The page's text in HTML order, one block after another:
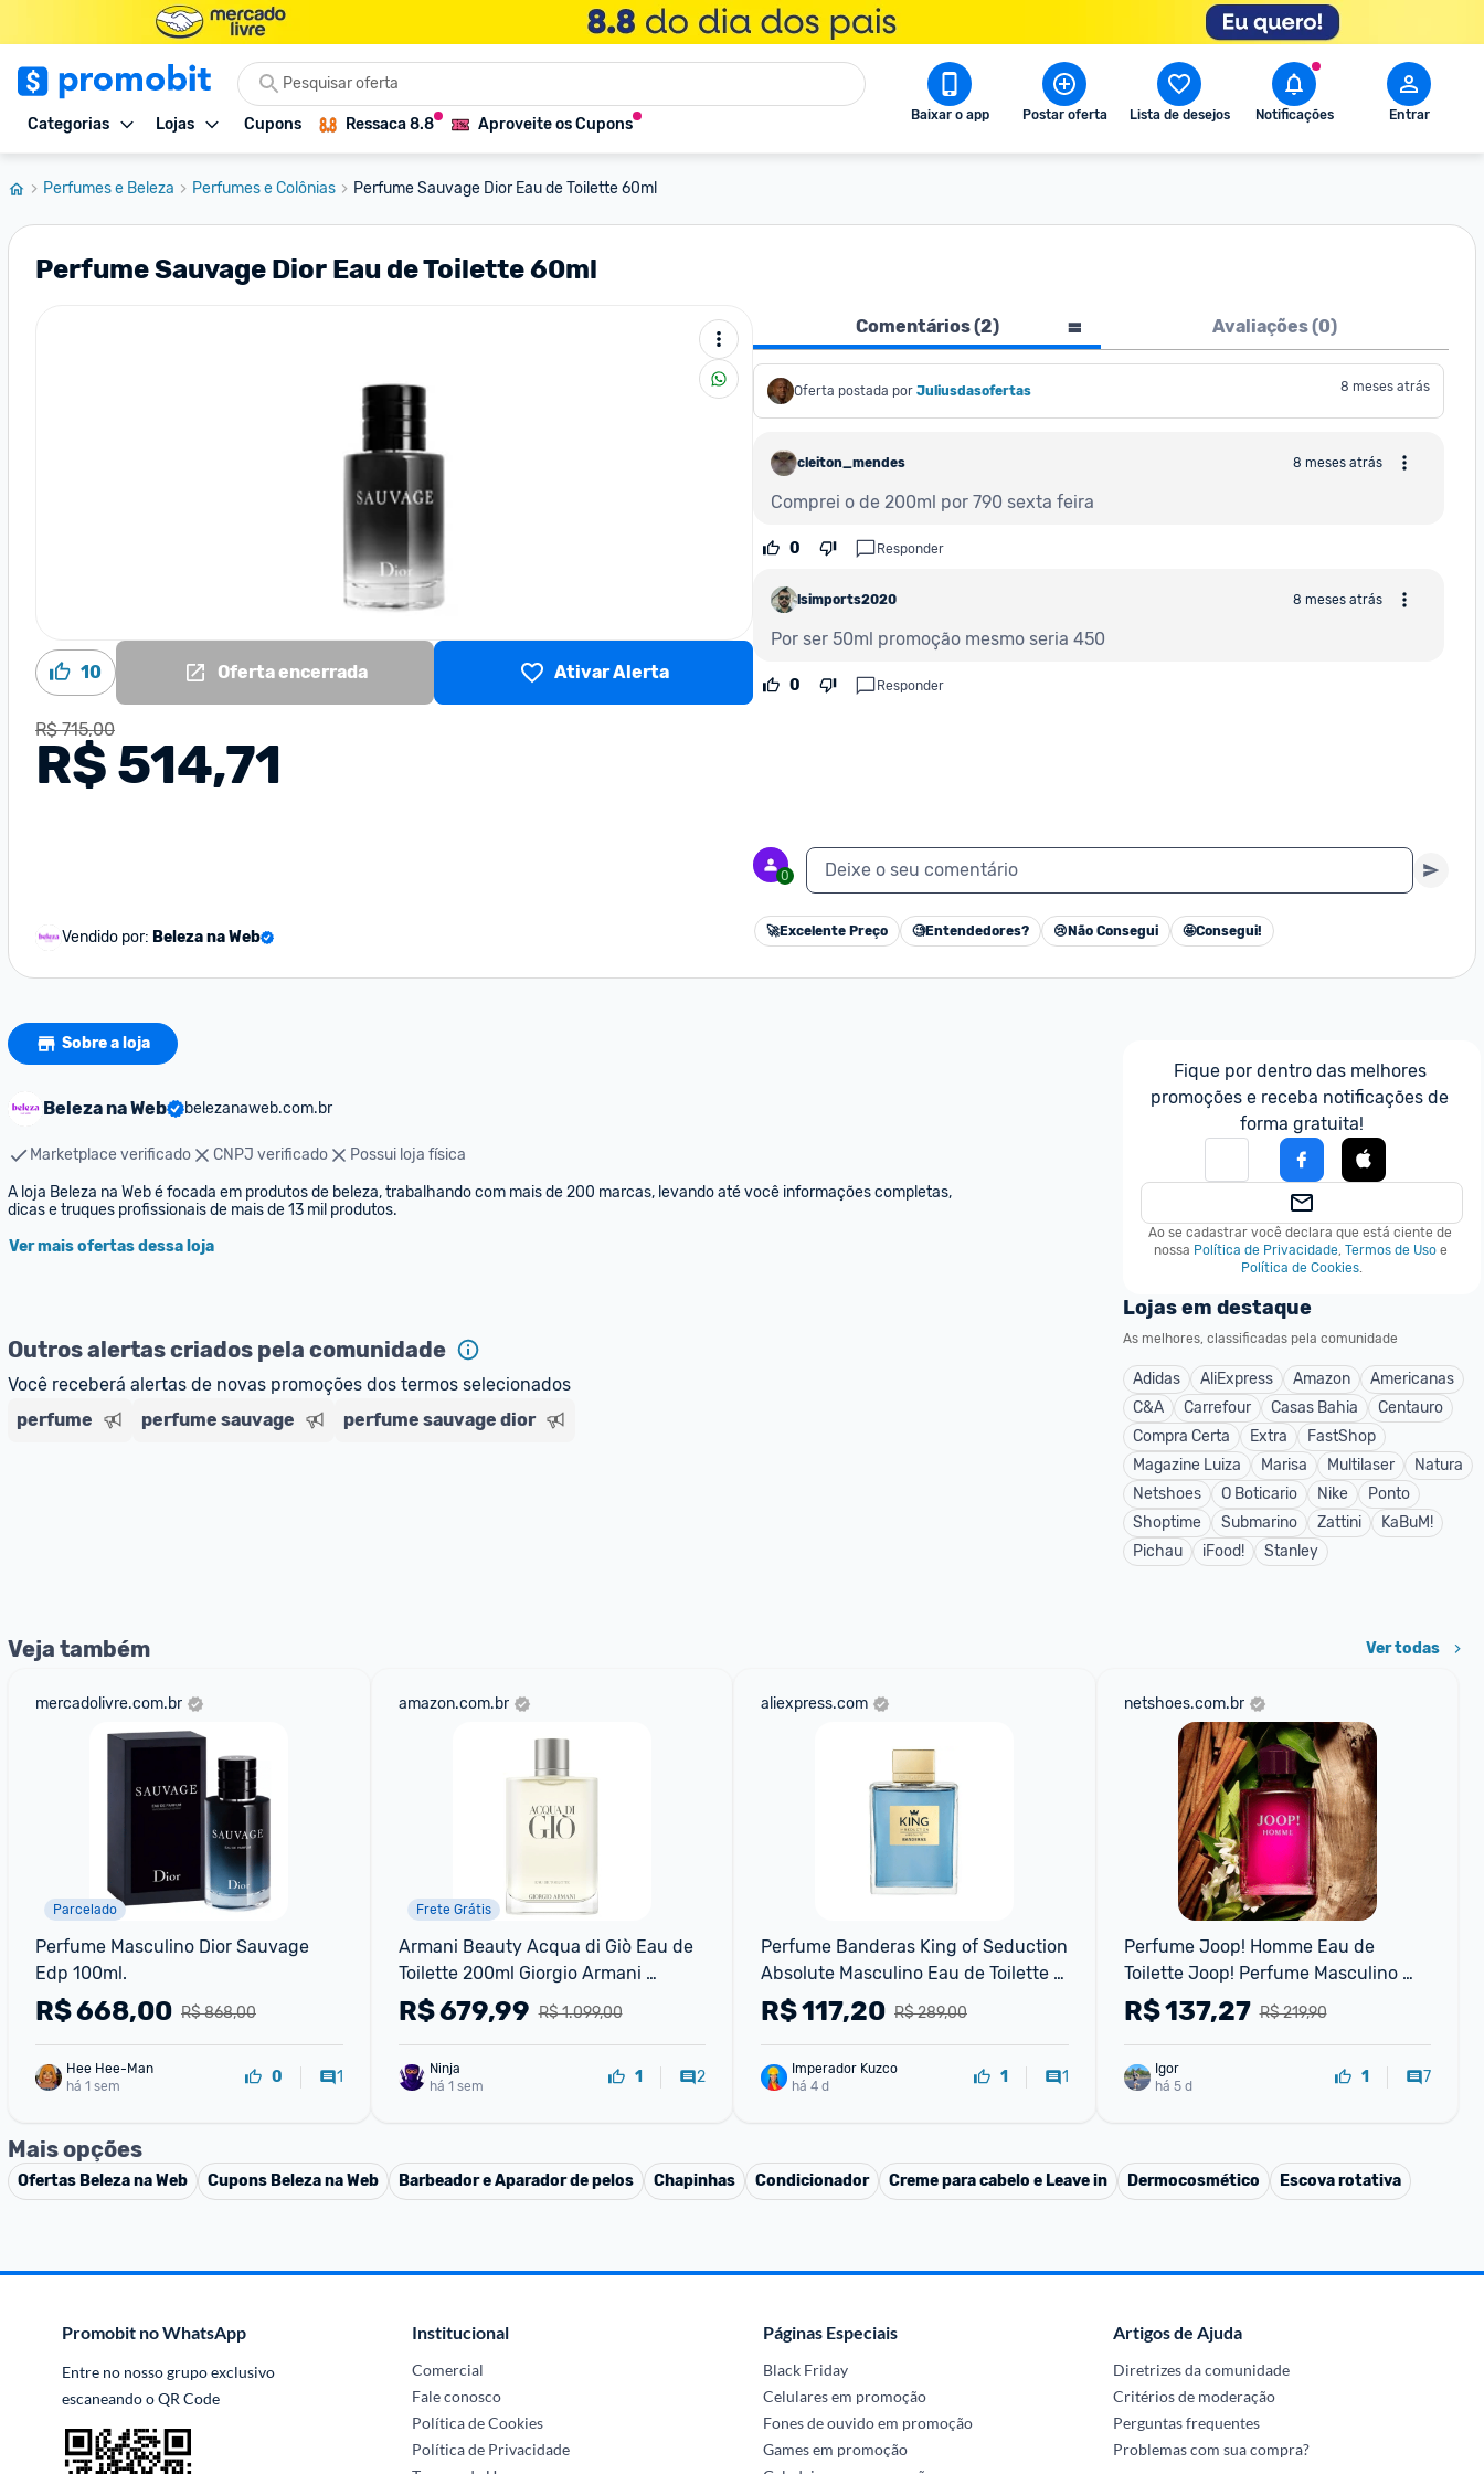
Categorias Lojas Cupons Ressaca 8.8 Aproveite os Cupons Baixar o app Postar oferta Lista de desejos Notificações Entrar
Perfumes e Beleza Perfumes e Colônias Perfume Sauvage Dior Eau de Toilette 60ml
Perfume Sauvage Dior Eau de Toilette 60ml
10 Oferta encerrada Ativar Alerta
R$ 715,00
R$ 514,71
Vendido por: Beleza na Web
Comentários (2) Avaliações (0)
Oferta postada por Juliusdasofertas 8 meses atrás
cleiton_mendes 8 meses atrás
Comprei o de 200ml por 790 sexta feira
0 Responder
lsimports2020 8 meses atrás
Por ser 50ml promoção mesmo seria 450
0 Responder
0 Deixe o seu comentário
🚀Excelente Preço 🧐Entendedores? 😢 Não Consegui 🤩Consegui!
Sobre a loja
Beleza na Web belezanaweb.com.br
Marketplace verificado CNPJ verificado
Possui loja física
A loja Beleza na Web é focada em produtos de beleza, trabalhando com mais de 200 marcas, levando até você informações completas,
dicas e truques profissionais de mais de 13 mil produtos.
Ver mais ofertas dessa loja
Outros alertas criados pela comunidade
Você receberá alertas de novas promoções dos termos selecionados
perfume
perfume sauvage perfume sauvage dior
Fique por dentro das melhores
promoções e receba notificações de
forma gratuita!
Ao se cadastrar você declara que está ciente de
nossa Política de Privacidade, Termos de Uso e
Política de Cookies.
Lojas em destaque
As melhores, classificadas pela comunidade
Adidas AliExpress Amazon
Americanas
C&A
Carrefour Casas Bahia
Centauro
Compra Certa
Extra
FastShop
Magazine Luiza
Marisa Multilaser
Natura
Netshoes
O Boticario Nike
Ponto
Shoptime
Submarino Zattini
KaBuM!
Pichau
iFood! Stanley
Veja também Ver todas
mercadolivre.com.br
Parcelado
Perfume Masculino Dior Sauvage
Edp 100ml.
R$ 868,00
R$668,00
Hee Hee-Man
há 1 sem
0 1
amazon.com.br
Frete Grátis
Armani Beauty Acqua di Giò Eau de
Toilette 200ml Giorgio Armani
Perfume Masculino Refilável
Fragrância Cítrica,
R$ 1.099,00
R$679,99
há 1 sem
1 2
aliexpress.com
Perfume Banderas King of Seduction
Absolute Masculino Eau de Toilette
200ml
R$ 289,00
R$117,20
Imperador Kuzco
há 4 d
1 1
netshoes.com.br
Perfume Joop! Homme Eau de
Toilette Joop! Perfume Masculino
125ml
R$ 219,90
R$137,27
Igor
há 5 d
1 7
Mais opções
Ofertas Beleza na Web Cupons Beleza na Web Barbeador e Aparador de pelos Chapinhas Condicionador Creme para cabelo e Leave in Dermocosmético Escova rotativa
Promobit no WhatsApp
Entre no nosso grupo exclusivo
escaneando o QR Code
Institucional
Comercial
Fale conosco
Política de Cookies
Política de Privacidade
Páginas Especiais
Black Friday
Celulares em promoção
Fones de ouvido em promoção
Games em promoção
Artigos de Ajuda
Diretrizes da comunidade
Critérios de moderação
Perguntas frequentes
Problemas com sua compra?